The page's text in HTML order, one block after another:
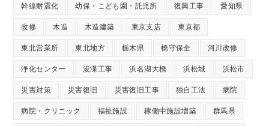
幹線耐震化 幼保・こども園・託児所 復興工事 愛知県
改修 木造 木造建築 東京支店 東京都
東北営業所 東北地方 栃木県 橋守保全 河川改修
浄化センター 浚渫工事 浜名湖大橋 浜松城 浜松市
災害対策 災害復旧 災害復旧工事 独自工法 病院
病院・クリニック 福祉施設 稼働中施設増築 群馬県